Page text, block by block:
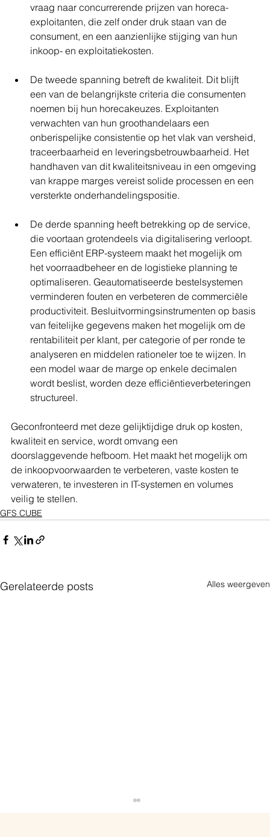
vraag naar concurrerende prijzen van horeca-
exploitanten, die zelf onder druk staan van de
consument, en een aanzienlijke stijging van hun
inkoop- en exploitatiekosten.
De tweede spanning betreft de kwaliteit. Dit blijft
een van de belangrijkste criteria die consumenten
noemen bij hun horecakeuzes. Exploitanten
verwachten van hun groothandelaars een
onberispelijke consistentie op het vlak van versheid,
traceerbaarheid en leveringsbetrouwbaarheid. Het
handhaven van dit kwaliteitsniveau in een omgeving
van krappe marges vereist solide processen en een
versterkte onderhandelingspositie.
De derde spanning heeft betrekking op de service,
die voortaan grotendeels via digitalisering verloopt.
Een efficiënt ERP-systeem maakt het mogelijk om
het voorraadbeheer en de logistieke planning te
optimaliseren. Geautomatiseerde bestelsystemen
verminderen fouten en verbeteren de commerciële
productiviteit. Besluitvormingsinstrumenten op basis
van feitelijke gegevens maken het mogelijk om de
rentabiliteit per klant, per categorie of per ronde te
analyseren en middelen rationeler toe te wijzen. In
een model waar de marge op enkele decimalen
wordt beslist, worden deze efficiëntieverbeteringen
structureel.
Geconfronteerd met deze gelijktijdige druk op kosten,
kwaliteit en service, wordt omvang een
doorslaggevende hefboom. Het maakt het mogelijk om
de inkoopvoorwaarden te verbeteren, vaste kosten te
verwateren, te investeren in IT-systemen en volumes
veilig te stellen.
GFS CUBE
Gerelateerde posts Alles weergeven